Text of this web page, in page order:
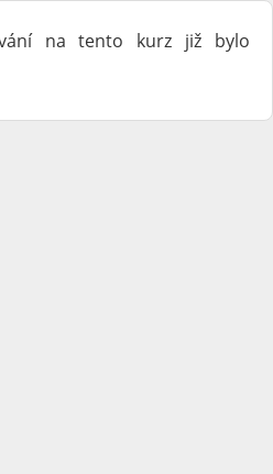
na tento kurz již bylo